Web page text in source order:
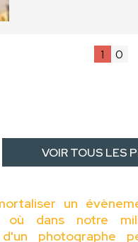
1 0
VOIR TOUS LES
un
dans notre
photographe